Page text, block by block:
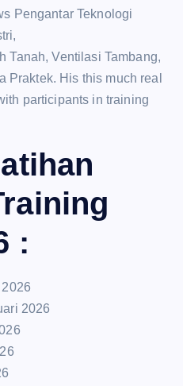
Pengantar Teknologi
Tanah, Ventilasi Tambang,
Praktek. His this much real
participants in training
:
2026